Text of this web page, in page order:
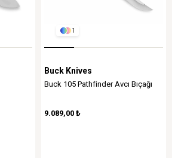
1
Buck Knives
Buck 105 Pathfinder Avcı Bıçağı
9.089,00 ₺